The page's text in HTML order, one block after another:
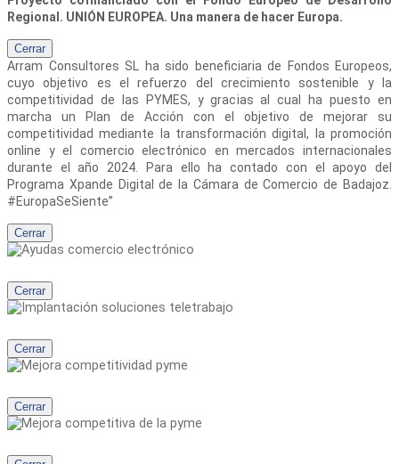
Regional. UNIÓN EUROPEA. Una manera de hacer Europa.
Cerrar
Arram Consultores SL ha sido beneficiaria de Fondos Europeos,
cuyo objetivo es el refuerzo del crecimiento sostenible y la
competitividad de las PYMES, y gracias al cual ha puesto en
marcha un Plan de Acción con el objetivo de mejorar su
competitividad mediante la transformación digital, la promoción
online y el comercio electrónico en mercados internacionales
durante el año 2024. Para ello ha contado con el apoyo del
Programa Xpande Digital de la Cámara de Comercio de Badajoz.
#EuropaSeSiente”
Cerrar
Cerrar
Cerrar
Cerrar